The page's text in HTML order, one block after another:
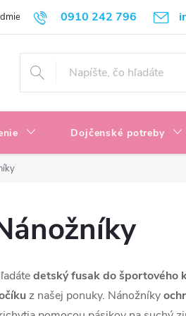
0910 242 796
Podmienky ochrany osobných
Dojčenské potreby
detský fusak do športového
z našej ponuky. Nánožníky